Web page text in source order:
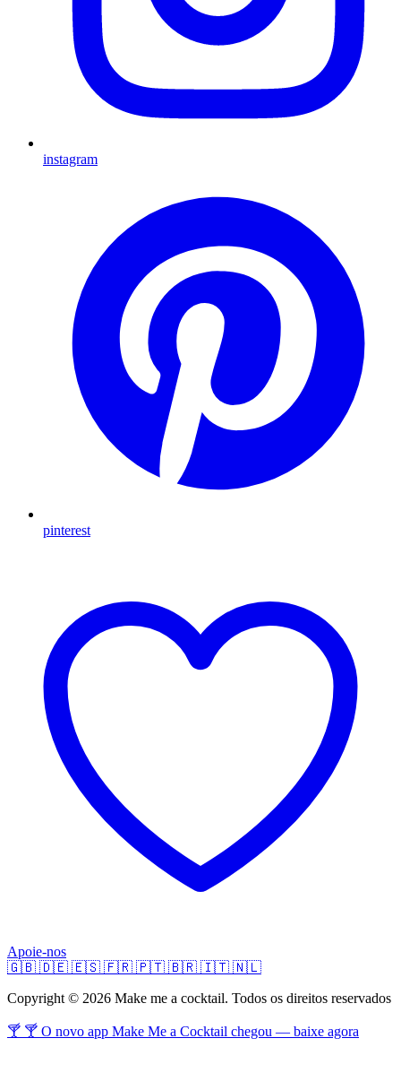
instagram
pinterest
Apoie-nos
🇬🇧 🇩🇪 🇪🇸 🇫🇷 🇵🇹 🇧🇷 🇮🇹 🇳🇱
Copyright © 2026 Make me a cocktail. Todos os direitos reservados
🍸 🍸 O novo app Make Me a Cocktail chegou — baixe agora